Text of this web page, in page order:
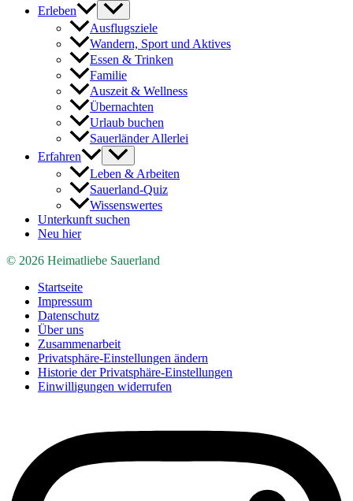
Erleben
Ausflugsziele
Wandern, Sport und Aktives
Essen & Trinken
Familie
Auszeit & Wellness
Übernachten
Urlaub buchen
Sauerländer Allerlei
Erfahren
Leben & Arbeiten
Sauerland-Quiz
Wissenswertes
Unterkunft suchen
Neu hier
© 2026 Heimatliebe Sauerland
Startseite
Impressum
Datenschutz
Über uns
Zusammenarbeit
Privatsphäre-Einstellungen ändern
Historie der Privatsphäre-Einstellungen
Einwilligungen widerrufen